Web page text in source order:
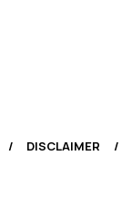
DISCLAIMER